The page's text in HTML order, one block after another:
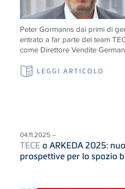
Peter Gormanns dai primi di
entrato a far parte del team
come Direttore Vendite
LEGGI ARTICOLO
04.11.2025 –
TECE a ARKEDA 2025:
prospettive per lo spazio